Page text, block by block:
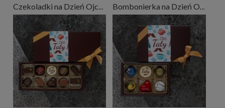
Czekoladki na Dzień Ojca "Dla Taty " - 10 pralin Bombonierka na Dzień Ojca - upominek dla Taty - 6 czekoladek